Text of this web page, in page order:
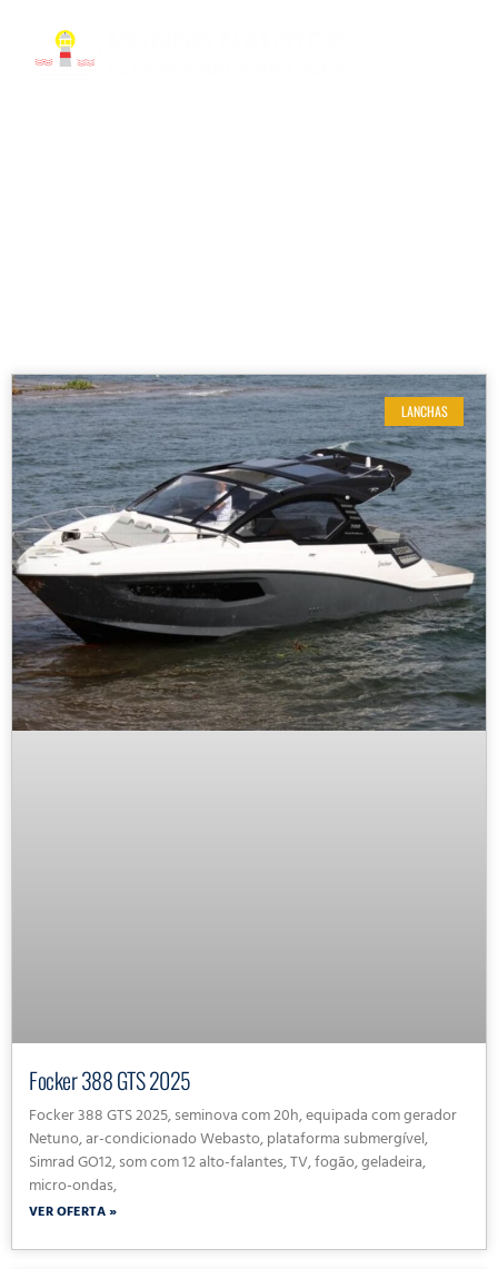
LANCHAS
Focker 388 GTS 2025
Focker 388 GTS 2025, seminova com 20h, equipada com gerador
Netuno, ar-condicionado Webasto, plataforma submergível,
Simrad GO12, som com 12 alto-falantes, TV, fogão, geladeira,
micro-ondas,
VER OFERTA »